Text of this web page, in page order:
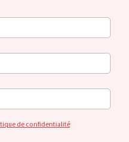
de confidentialité